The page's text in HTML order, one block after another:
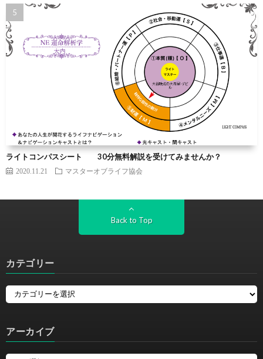
ライトコンパスシート 30分無料解説を受けてみませんか？
2020.11.21 マスターオブライフ協会
Back to Top
カテゴリー
アーカイブ